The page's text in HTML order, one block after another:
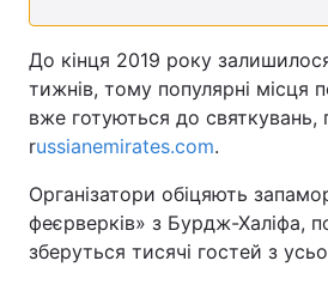
До кінця 2019 року
тижнів, тому популярні місця
вже готуються до святкувань,
russianemirates.com.
Організатори обіцяють
феєрверків» з Бурдж-Халіфа,
зберуться тисячі гостей з